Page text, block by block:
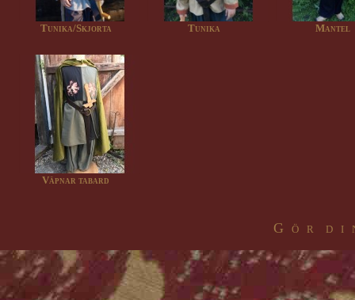
Tunika/Skjorta Tunika Mantel
Väpnar tabard
G ö r d i